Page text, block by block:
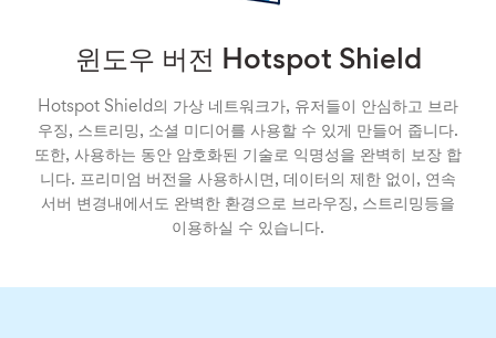
윈도우 버전 Hotspot Shield
Hotspot Shield의 가상 네트워크가, 유저들이 안심하고 브라
우징, 스트리밍, 소셜 미디어를 사용할 수 있게 만들어 줍니다.
또한, 사용하는 동안 암호화된 기술로 익명성을 완벽히 보장 합
니다. 프리미엄 버전을 사용하시면, 데이터의 제한 없이, 연속
서버 변경내에서도 완벽한 환경으로 브라우징, 스트리밍등을
이용하실 수 있습니다.